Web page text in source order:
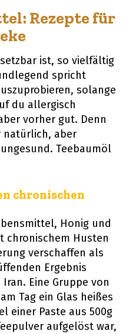
Rezepte für
ist, so vielfältig
spricht
solange
du allergisch
vorher gut. Denn
natürlich, aber
Teebaumöl
chronischen
Honig und
chronischem Husten
verschaffen als
Ergebnis
Eine Gruppe von
Tag ein Glas heißes
einer Paste aus 500g
aufgelöst war,